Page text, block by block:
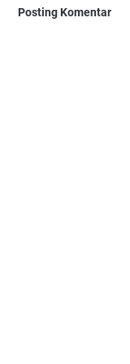
Posting Komentar